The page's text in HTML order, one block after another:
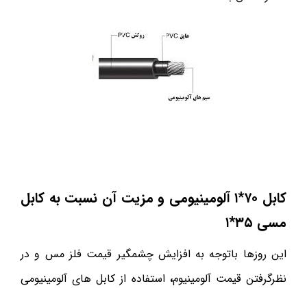
کابل ۷۰*۱ آلومینیومی و مزیت آن نسبت به کابل
مسی ۳۵*۱
این روزها باتوجه به افزایش چشمگیر قیمت فلز مس و در
نظرگرفتن قیمت آلومینیوم،استفاده از کابل های آلومینیومی